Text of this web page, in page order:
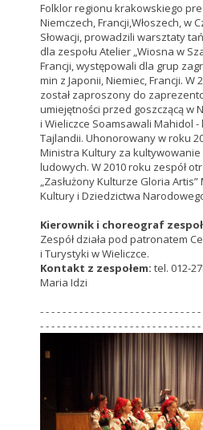
Folklor regionu krakowskiego
Niemczech, Francji,Włoszech, w
Słowacji, prowadzili warsztaty
dla zespołu Atelier „Wiosna w
Francji, występowali dla grup
min z Japonii, Niemiec, Francji. W
został zaproszony do
umiejętności przed goszczącą w
i Wieliczce Soamsawali Mahidol -
Tajlandii. Uhonorowany w roku
Ministra Kultury za kultywowanie
ludowych. W 2010 roku zespół
„Zasłużony Kulturze Gloria
Kultury i Dziedzictwa
Kierownik i choreograf
Zespół działa pod patronatem
i Turystyki w Wieliczce.
Kontakt z zespołem: tel. 012-
Maria Idzi
- - - - - - - - - - - - - - - - - - - - - - - - - - - -
- - - - - - - - - - - - - - - - - - - - - - - - - - - -